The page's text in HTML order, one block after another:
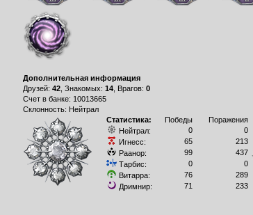
Дополнительная информация
Друзей: 42, Знакомых: 14, Врагов: 0
Счет в банке: 10013665
Склонность: Нейтрал
Статистика:
Победы
Поражения
Нейтрал:
0
0
Игнесс:
65
213
Раанор:
99
437
Тарбис:
0
0
Витарра:
76
289
Дримнир:
71 233